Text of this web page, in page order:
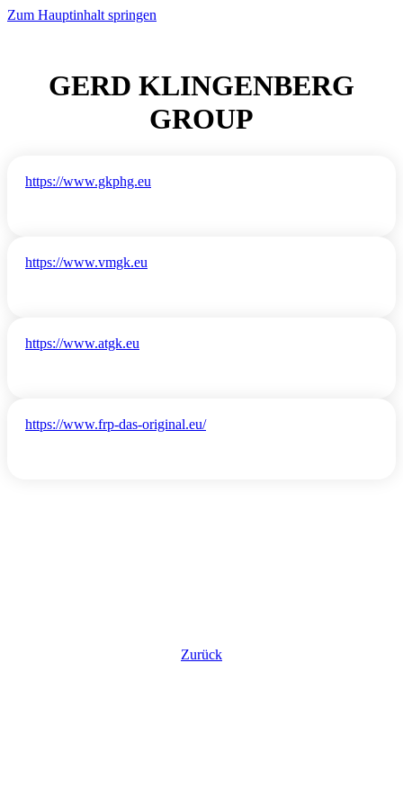
Zum Hauptinhalt springen
GERD KLINGENBERG
GROUP
https://www.gkphg.eu
https://www.vmgk.eu
https://www.atgk.eu
https://www.frp-das-original.eu/
Zurück